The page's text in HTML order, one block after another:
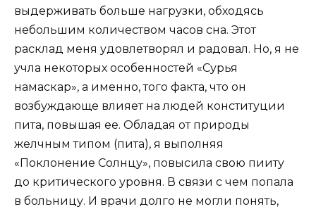
выдерживать больше нагрузки, обходясь
небольшим количеством часов сна. Этот
расклад меня удовлетворял и радовал. Но, я не
учла некоторых особенностей «Сурья
намаскар», а именно, того факта, что он
возбуждающе влияет на людей конституции
пита, повышая ее. Обладая от природы
желчным типом (пита), я выполняя
«Поклонение Солнцу», повысила свою пииту
до критического уровня. В связи с чем попала
в больницу. И врачи долго не могли понять,